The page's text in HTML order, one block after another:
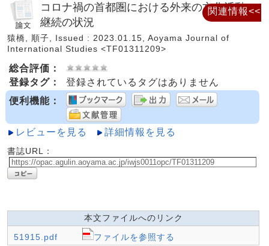
コロナ禍の首都圏における外来の文化活動
継続の状況
猿橋, 順子, Issued : 2023.01.15, Aoyama Journal of
International Studies <TF01311209>
総合評価：
登録タグ：
登録されているタグはありません
便利機能：
レビューを見る 詳細情報を見る
書誌URL：
本文ファイルへのリンク
51915.pdf
ファイルを参照する
関連情報<<